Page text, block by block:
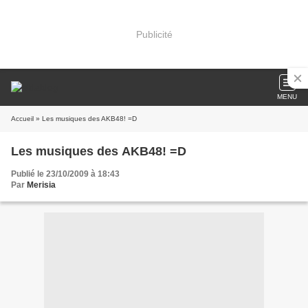
Publicité
MENU
Accueil » Les musiques des AKB48! =D
Les musiques des AKB48! =D
Publié le 23/10/2009 à 18:43
Par Merisia